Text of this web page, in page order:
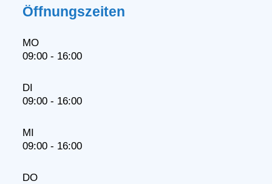
Öffnungszeiten
MO
09:00 - 16:00
DI
09:00 - 16:00
MI
09:00 - 16:00
DO